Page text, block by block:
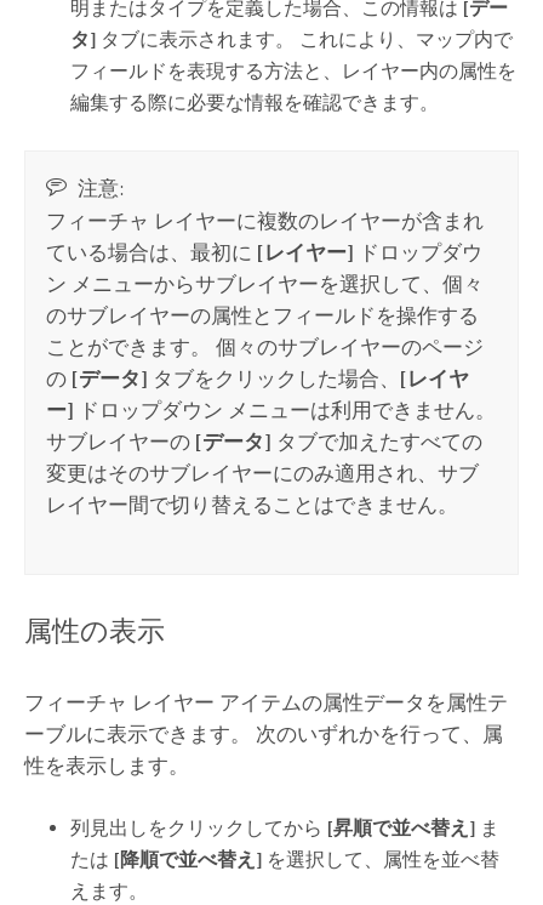
明またはタイプを定義した場合、この情報は [デー
タ] タブに表示されます。 これにより、マップ内で
フィールドを表現する方法と、レイヤー内の属性を
編集する際に必要な情報を確認できます。
注意:
フィーチャ レイヤーに複数のレイヤーが含まれ
ている場合は、最初に [レイヤー] ドロップダウ
ン メニューからサブレイヤーを選択して、個々
のサブレイヤーの属性とフィールドを操作する
ことができます。 個々のサブレイヤーのページ
の [データ] タブをクリックした場合、 [レイヤ
ー] ドロップダウン メニューは利用できません。
サブレイヤーの [データ] タブで加えたすべての
変更はそのサブレイヤーにのみ適用され、サブ
レイヤー間で切り替えることはできません。
属性の表示
フィーチャ レイヤー アイテムの属性データを属性テ
ーブルに表示できます。 次のいずれかを行って、属
性を表示します。
列見出しをクリックしてから [昇順で並べ替え] ま
たは [降順で並べ替え] を選択して、属性を並べ替
えます。